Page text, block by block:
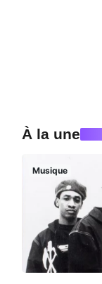
À la une
Musique